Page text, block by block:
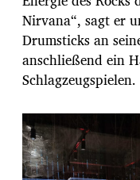
Nirvana“, sagt er
Drumsticks an
anschließend ein
Schlagzeugspielen.